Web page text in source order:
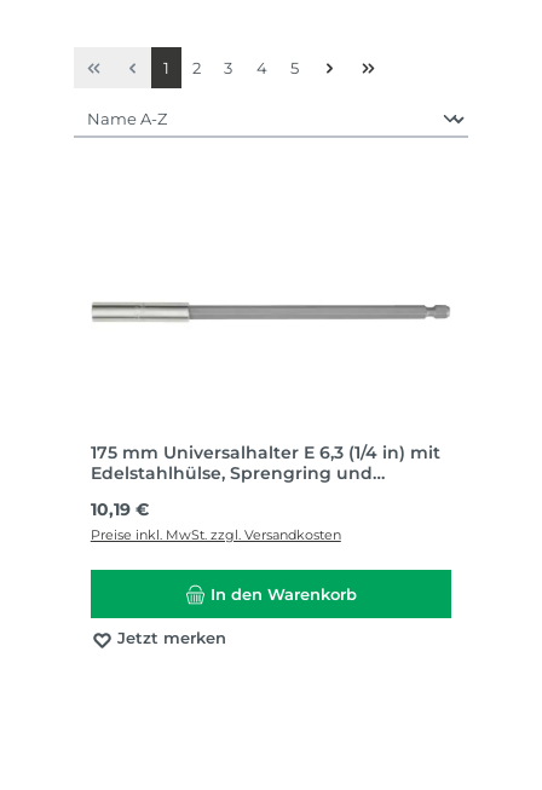
Seite
1 Seite
2 Seite
3 Seite
4 Seite
5
175 mm Universalhalter E 6,3 (1/4 in) mit
Edelstahlhülse, Sprengring und
Regulärer Preis:
10,19 €
Preise inkl. MwSt. zzgl. Versandkosten
In den Warenkorb
Jetzt merken